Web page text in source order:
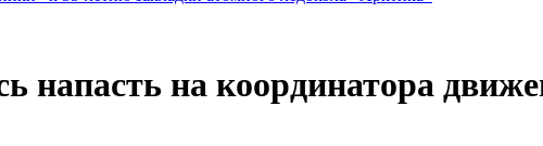
напасть на координатора